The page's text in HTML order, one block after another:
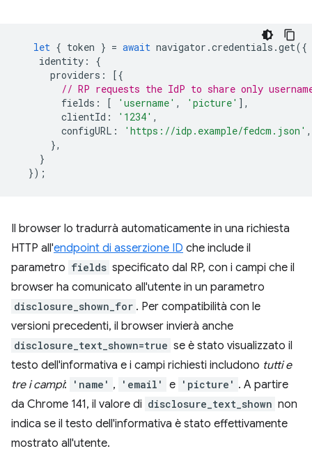
let { token } = await navigator .credentials .get({
identity :
{
providers :
[{
// RP requests the IdP to share only
fields : [ 'username' , 'picture' ],
clientId : '1234' ,
configURL : 'https://idp.example/fedcm.json' ,
},
}
});
Il browser lo tradurrà automaticamente in una richiesta
HTTP all'endpoint di asserzione ID che include il
parametro fields specificato dal RP, con i campi che il
browser ha comunicato all'utente in un parametro
disclosure_shown_for . Per compatibilità con le
versioni precedenti, il browser invierà anche
disclosure_text_shown=true se è stato visualizzato il
testo dell'informativa e i campi richiesti includono tutti e
tre i campi: 'name' , 'email' e 'picture' . A partire
da Chrome 141, il valore di disclosure_text_shown non
indica se il testo dell'informativa è stato effettivamente
mostrato all'utente.